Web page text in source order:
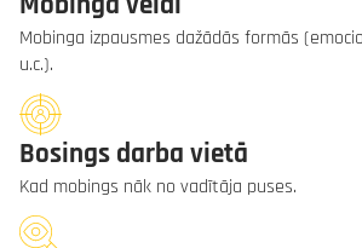
Mobinga izpausmes dažādās formās
u.c.).
Bosings darba vietā
Kad mobings nāk no vadītāja puses.